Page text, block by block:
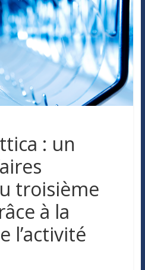
: un
troisième
à la
l’activité